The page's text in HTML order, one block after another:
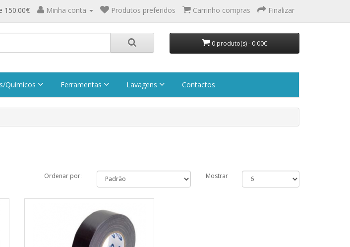
Portes Grátis a partir de 150.00€ Minha conta Produtos preferidos Carrinho compras Finalizar
0 produto(s) - 0.00€
Químicos Ferramentas Lavagens Contactos
Ordenar por: Mostrar